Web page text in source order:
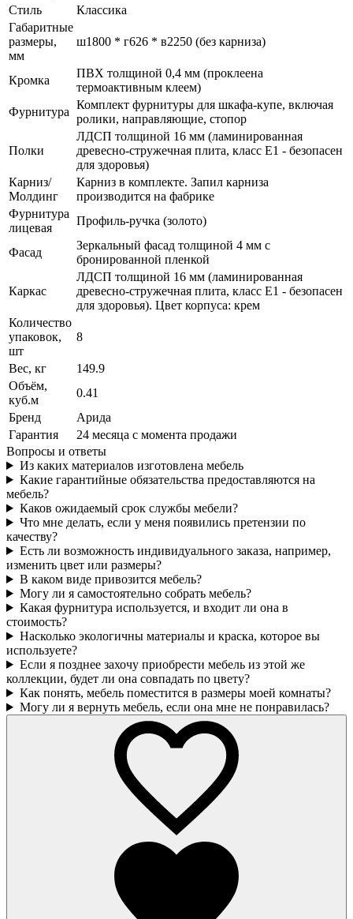
Стиль
Классика
Габаритные
размеры,
мм
ш1800 * г626 * в2250 (без карниза)
Кромка
ПВХ толщиной 0,4 мм (проклеена
термоактивным клеем)
Фурнитура
Комплект фурнитуры для шкафа-купе, включая
ролики, направляющие, стопор
Полки
ЛДСП толщиной 16 мм (ламинированная
древесно-стружечная плита, класс E1 - безопасен
для здоровья)
Карниз/
Молдинг
Карниз в комплекте. Запил карниза
производится на фабрике
Фурнитура
лицевая
Профиль-ручка (золото)
Фасад
Зеркальный фасад толщиной 4 мм с
бронированной пленкой
Каркас
ЛДСП толщиной 16 мм (ламинированная
древесно-стружечная плита, класс E1 - безопасен
для здоровья). Цвет корпуса: крем
Количество
упаковок,
шт
8
Вес, кг
149.9
Объём,
куб.м
0.41
Бренд
Арида
Гарантия
24 месяца с момента продажи
Вопросы и ответы
Из каких материалов изготовлена мебель
Какие гарантийные обязательства предоставляются на
мебель?
Каков ожидаемый срок службы мебели?
Что мне делать, если у меня появились претензии по
качеству?
Есть ли возможность индивидуального заказа, например,
изменить цвет или размеры?
В каком виде привозится мебель?
Могу ли я самостоятельно собрать мебель?
Какая фурнитура используется, и входит ли она в
стоимость?
Насколько экологичны материалы и краска, которое вы
используете?
Если я позднее захочу приобрести мебель из этой же
коллекции, будет ли она совпадать по цвету?
Как понять, мебель поместится в размеры моей комнаты?
Могу ли я вернуть мебель, если она мне не понравилась?